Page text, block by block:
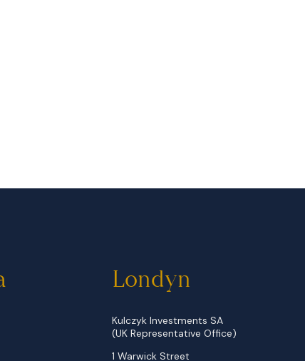
Londyn
Kulczyk Investments SA
(UK Representative Office)
1 Warwick Street